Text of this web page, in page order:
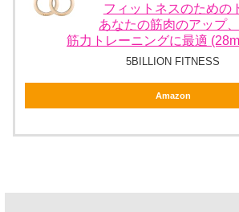
フィットネスのための
あなたの筋肉のアップ
筋力トレーニングに最適
5BILLION FITNESS
Amazon